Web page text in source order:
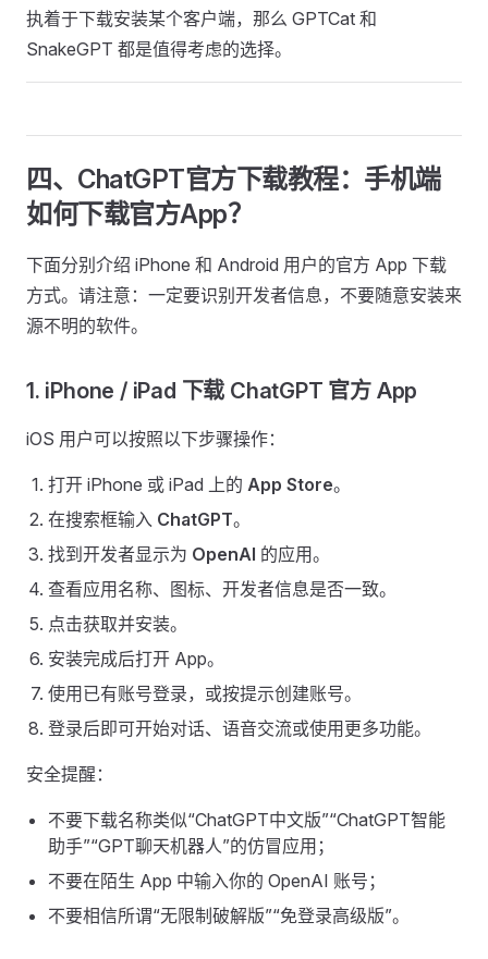
执着于下载安装某个客户端，那么 GPTCat 和
SnakeGPT 都是值得考虑的选择。
四、ChatGPT官方下载教程：手机端
如何下载官方App？
下面分别介绍 iPhone 和 Android 用户的官方 App 下载
方式。请注意：一定要识别开发者信息，不要随意安装来
源不明的软件。
1. iPhone / iPad 下载 ChatGPT 官方 App
iOS 用户可以按照以下步骤操作：
打开 iPhone 或 iPad 上的 App Store。
在搜索框输入 ChatGPT。
找到开发者显示为 OpenAI 的应用。
查看应用名称、图标、开发者信息是否一致。
点击获取并安装。
安装完成后打开 App。
使用已有账号登录，或按提示创建账号。
登录后即可开始对话、语音交流或使用更多功能。
安全提醒：
不要下载名称类似“ChatGPT中文版”“ChatGPT智能
助手”“GPT聊天机器人”的仿冒应用；
不要在陌生 App 中输入你的 OpenAI 账号；
不要相信所谓“无限制破解版”“免登录高级版”。